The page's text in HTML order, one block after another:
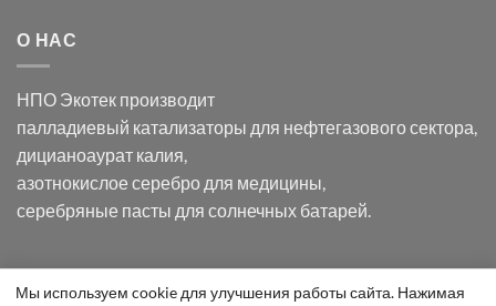
оксида
в
электролите
калий
дицианоаурат–
гексацианоферрата
О НАС
НПО Экотек производит
палладиевый катализаторы для нефтегазового сектора,
дицианоаурат калия,
азотнокислое серебро для медицины,
серебряные пасты для солнечных батарей.
ООО "Экотек" 2026 ©Внимание! Все указанные сведения
Уведомление
Мы используем cookie для улучшения работы сайта. Нажимая